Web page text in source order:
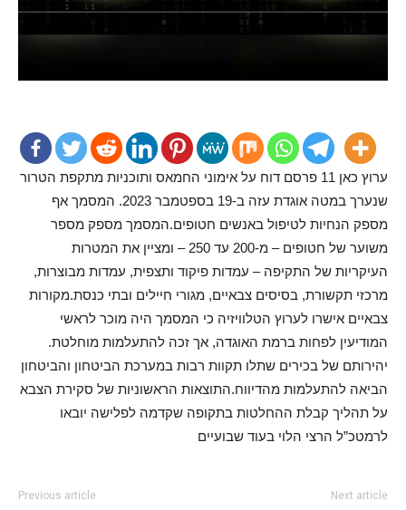
ערוץ כאן 11 פרסם דוח על אימוני החמאס ותוכניות מתקפת הטרור
שנערך במטה אוגדת עזה ב-19 בספטמבר 2023. המסמך אף
מספק הנחיות לטיפול באנשים חטופים.המסמך מספק מספר
משוער של חטופים – מ-200 עד 250 – ומציין את המטרות
העיקריות של התקיפה – עמדות פיקוד ותצפית, עמדות מבוצרות,
מרכזי תקשורת, בסיסים צבאיים, מגורי חיילים ובתי כנסת.מקורות
צבאיים אישרו לערוץ הטלוויזיה כי המסמך היה מוכר לראשי
המודיעין לפחות ברמת האוגדה, אך זכה להתעלמות מוחלטת.
יהירותם של בכירים שתלו תקוות רבות במערכת הביטחון והביטחון
הביאה להתעלמות מהדיווח.התוצאות הראשוניות של סקירת הצבא
על תהליך קבלת ההחלטות בתקופה שקדמה לפלישה יובאו
לרמטכ”ל הרצי הלוי בעוד שבועיים
Previous article Next article